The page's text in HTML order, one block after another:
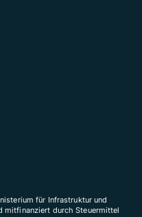
für Infrastruktur und
mitfinanziert durch Steuermittel